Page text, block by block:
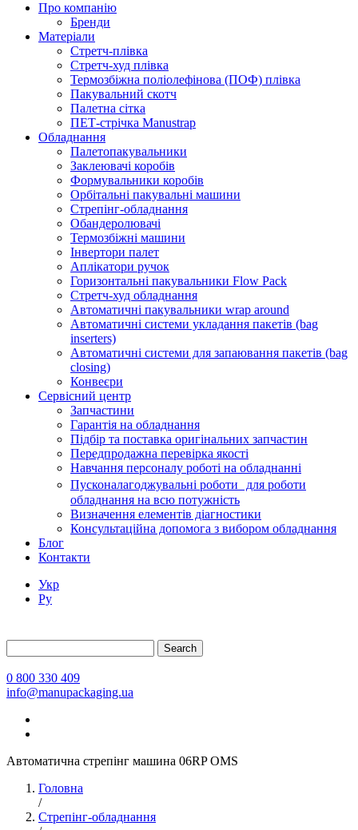
Про компанію
Бренди
Матеріали
Стретч-плівка
Стретч-худ плівка
Термозбіжна поліолефінова (ПОФ) плівка
Пакувальний скотч
Палетна сітка
ПЕТ-стрічка Manustrap
Обладнання
Палетопакувальники
Заклеювачі коробів
Формувальники коробів
Орбітальні пакувальні машини
Стрепінг-обладнання
Обандеролювачі
Термозбіжні машини
Інвертори палет
Аплікатори ручок
Горизонтальні пакувальники Flow Pack
Стретч-худ обладнання
Автоматичні пакувальники wrap around
Автоматичні системи укладання пакетів (bag
inserters)
Автоматичні системи для запаювання пакетів (bag
closing)
Конвеєри
Сервісний центр
Запчастини
Гарантія на обладнання
Підбір та поставка оригінальних запчастин
Передпродажна перевірка якості
Навчання персоналу роботі на обладнанні
Пусконалагоджувальні роботи для роботи
обладнання на всю потужність
Визначення елементів діагностики
Консультаційна допомога з вибором обладнання
Блог
Контакти
Укр
Ру
Search
0 800 330 409
info@manupackaging.ua
Автоматична стрепінг машина 06RP OMS
Головна
/
Стрепінг-обладнання